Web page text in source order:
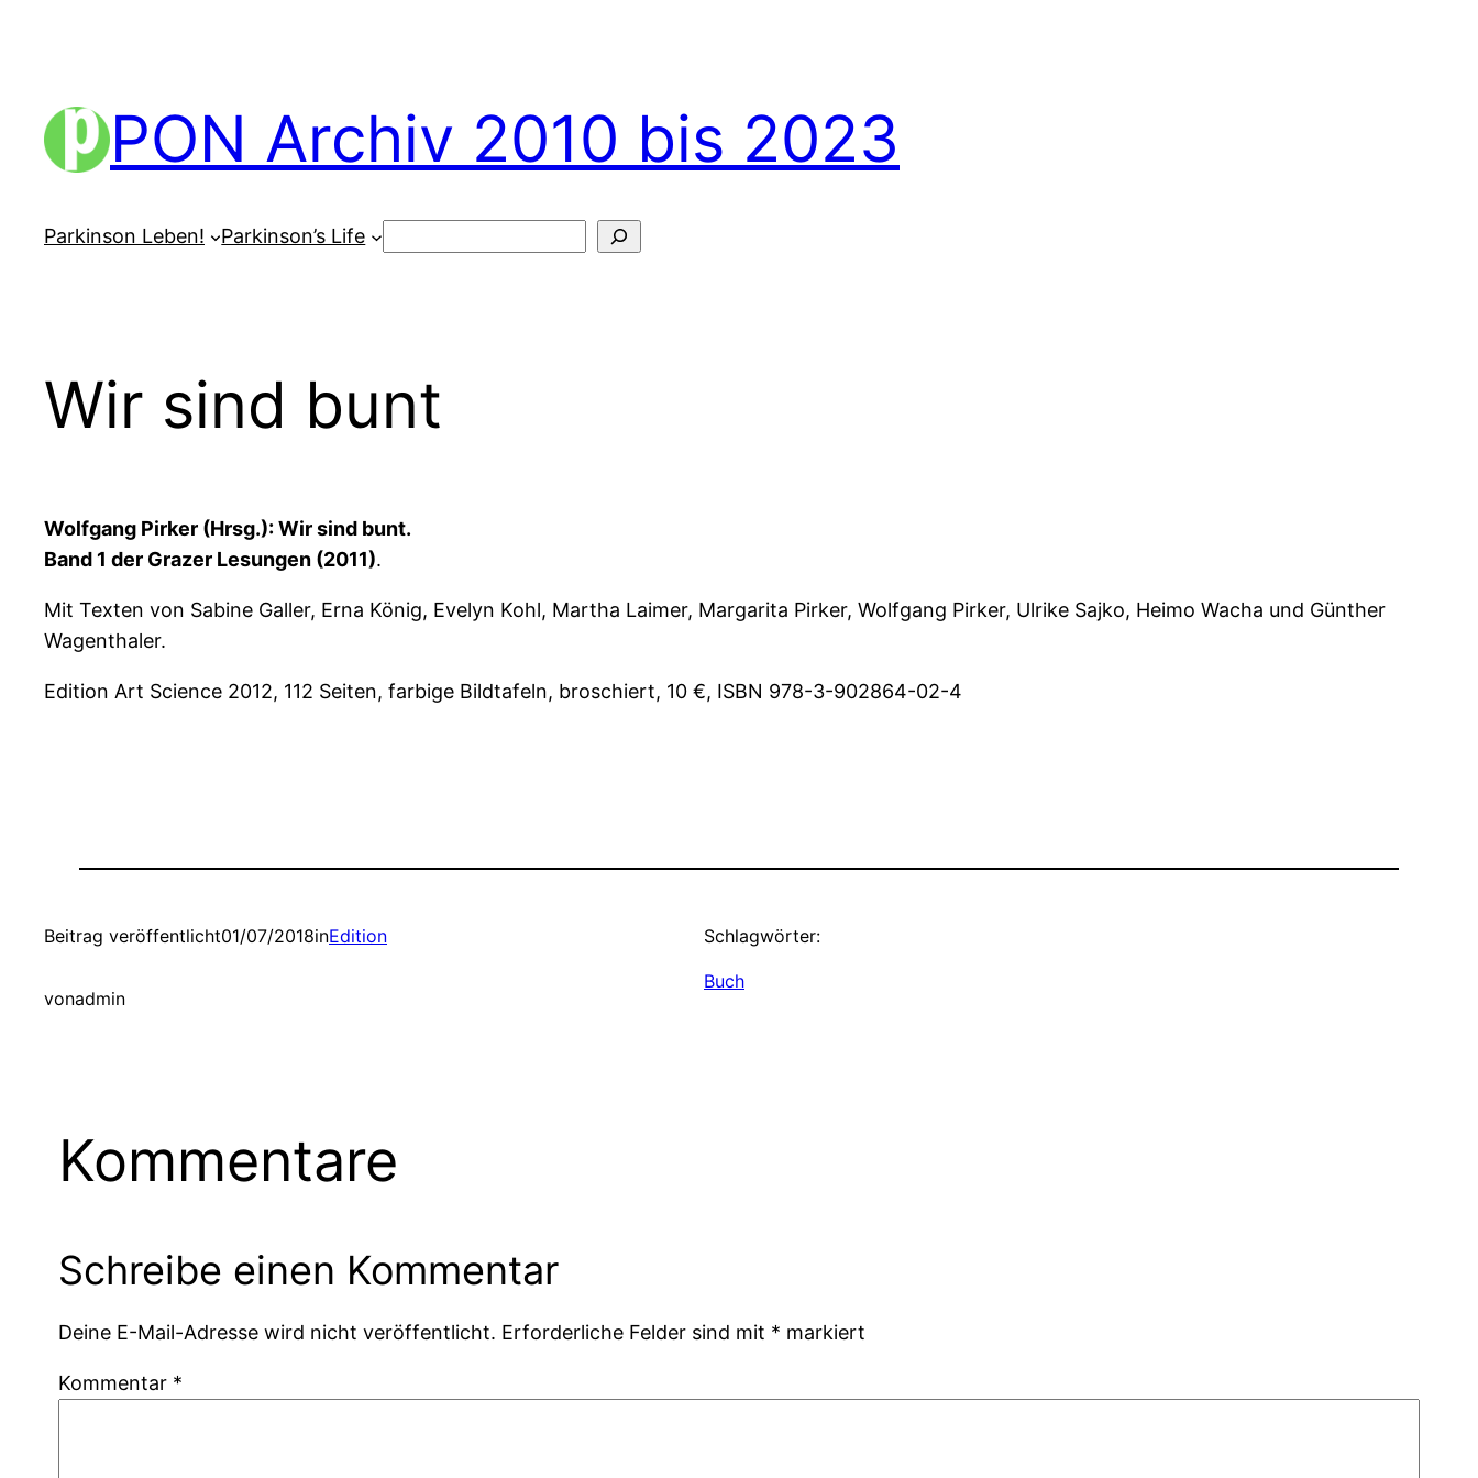
PON Archiv 2010 bis 2023
Parkinson Leben! Parkinson’s Life Suchen
Wir sind bunt
Wolfgang Pirker (Hrsg.): Wir sind bunt.
Band 1 der Grazer Lesungen (2011).
Mit Texten von Sabine Galler, Erna König, Evelyn Kohl, Martha Laimer, Margarita Pirker, Wolfgang Pirker, Ulrike Sajko, Heimo Wacha und Günther
Wagenthaler.
Edition Art Science 2012, 112 Seiten, farbige Bildtafeln, broschiert, 10 €, ISBN 978-3-902864-02-4
Beitrag veröffentlicht01/07/2018inEdition
vonadmin
Schlagwörter:
Buch
Kommentare
Schreibe einen Kommentar
Deine E-Mail-Adresse wird nicht veröffentlicht. Erforderliche Felder sind mit * markiert
Kommentar *